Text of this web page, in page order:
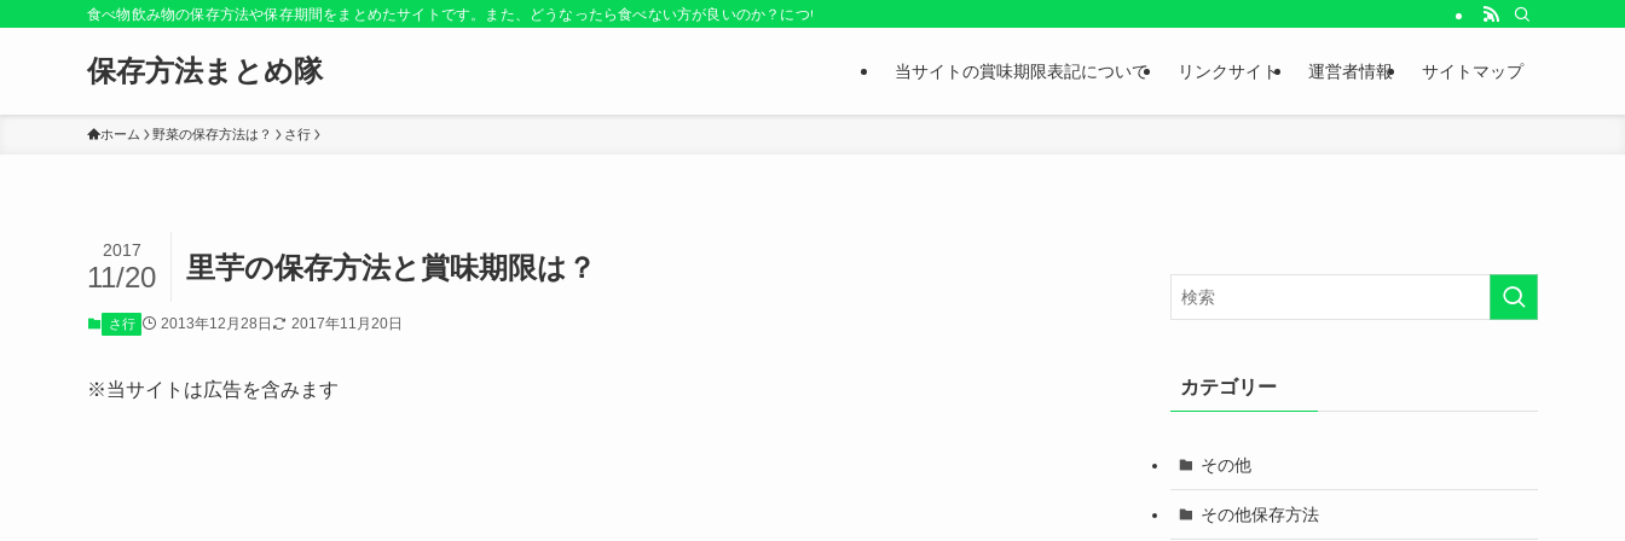
食べ物飲み物の保存方法や保存期間をまとめたサイトです。また、どうなったら食べない方が良いのか？についても紹介しているお役立ちサイトです。
保存方法まとめ隊 当サイトの賞味期限表記について リンクサイト 運営者情報 サイトマップ
ホーム 野菜の保存方法は？ さ行
里芋の保存方法と賞味期限は？
2017
11/20
さ行 2013年12月28日 2017年11月20日
※当サイトは広告を含みます カテゴリー
その他
その他保存方法